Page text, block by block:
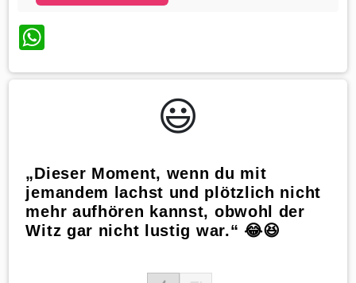
WhatsApp
😃️
„Dieser Moment, wenn du mit
jemandem lachst und plötzlich nicht
mehr aufhören kannst, obwohl der
Witz gar nicht lustig war.“ 😂😆